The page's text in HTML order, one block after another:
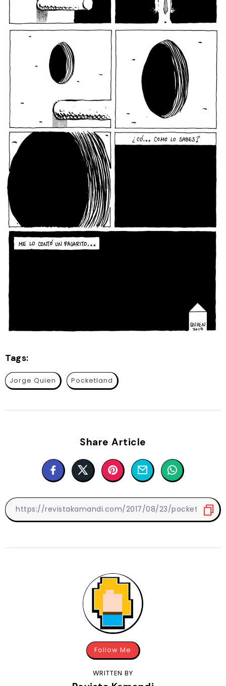
Tags:
Jorge Quien Pocketland
Share Article
Follow Me
WRITTEN BY